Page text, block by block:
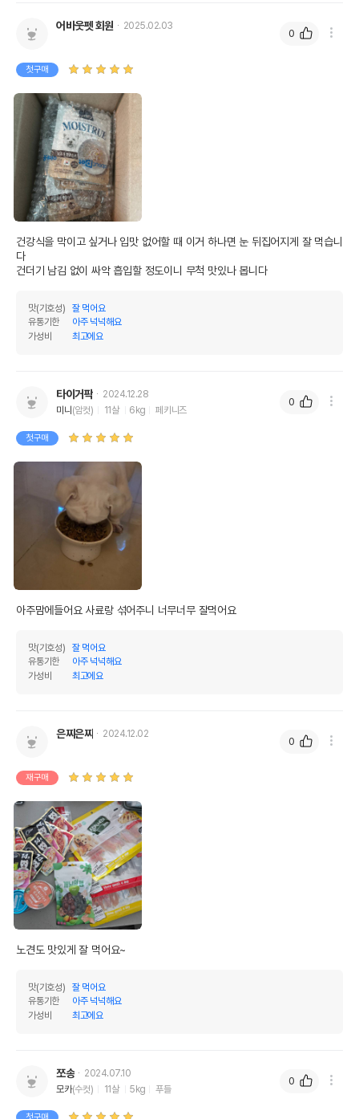
조지방
조회분
칼슘
인
오메가3
오메가6
수분
기타성분
원료구성
정제수,닭가슴살,게맛살,고명지단,닭육수농축액,
홍삼농축액,이눌린,타우린,글루코사민염산염,비
어바웃펫 회원 2025.02.03
첫구매
건강식을 막이고 싶거나 입맛 없어할 때 이거 하나면 눈 뒤집어지게 잘 먹습니
다
건더기 남김 없이 싸악 흡입할 정도이니 무척 맛있나 봅니다
맛(기호성)
잘 먹어요
유통기한
아주 넉넉해요
가성비
최고에요
0
타이거팍
2024.12.28
미니(암컷) 11살 6kg 페키니즈
첫구매
아주맘에들어요 사료랑 섞어주니 너무너무 잘먹어요
맛(기호성)
잘 먹어요
유통기한
아주 넉넉해요
가성비
최고에요
0
은찌은찌 2024.12.02
재구매
노견도 맛있게 잘 먹어요~
맛(기호성)
잘 먹어요
유통기한
아주 넉넉해요
가성비
최고에요
0
쪼송
2024.07.10
모카(수컷) 11살 5kg 푸들
첫구매
0